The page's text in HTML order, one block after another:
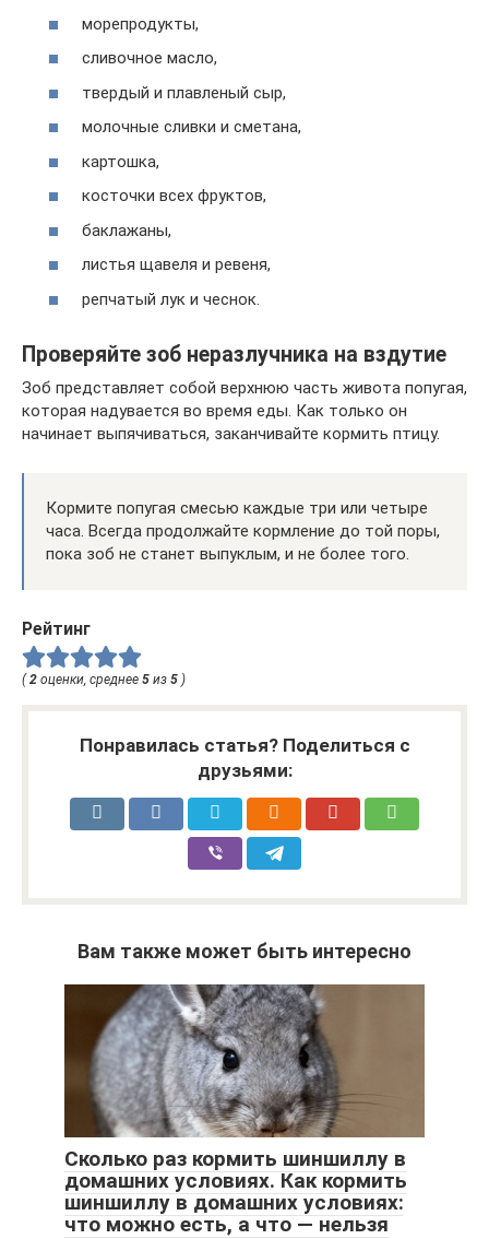
морепродукты,
сливочное масло,
твердый и плавленый сыр,
молочные сливки и сметана,
картошка,
косточки всех фруктов,
баклажаны,
листья щавеля и ревеня,
репчатый лук и чеснок.
Проверяйте зоб неразлучника на вздутие
Зоб представляет собой верхнюю часть живота попугая,
которая надувается во время еды. Как только он
начинает выпячиваться, заканчивайте кормить птицу.
Кормите попугая смесью каждые три или четыре
часа. Всегда продолжайте кормление до той поры,
пока зоб не станет выпуклым, и не более того.
Рейтинг
( 2 оценки, среднее 5 из 5 )
Понравилась статья? Поделиться с
друзьями:
Вам также может быть интересно
Сколько раз кормить шиншиллу в
домашних условиях. Как кормить
шиншиллу в домашних условиях:
что можно есть, а что — нельзя